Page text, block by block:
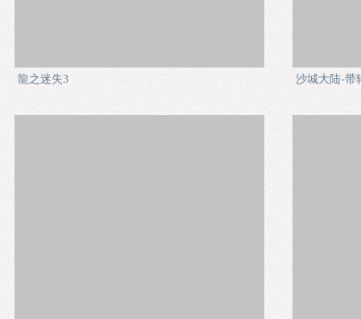
龍之迷失3 沙城大陆-带